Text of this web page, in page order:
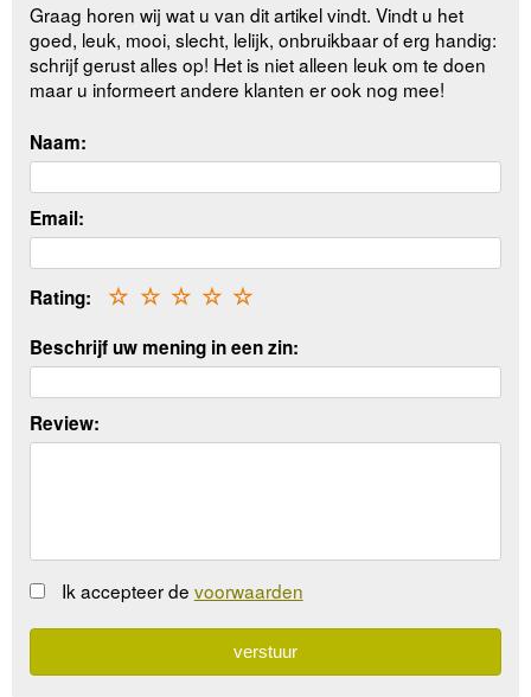
Graag horen wij wat u van dit artikel vindt. Vindt u het
goed, leuk, mooi, slecht, lelijk, onbruikbaar of erg handig:
schrijf gerust alles op! Het is niet alleen leuk om te doen
maar u informeert andere klanten er ook nog mee!
Naam:
Email:
Rating: ☆
☆
☆
☆
☆
Beschrijf uw mening in een zin:
Review:
Ik accepteer de voorwaarden